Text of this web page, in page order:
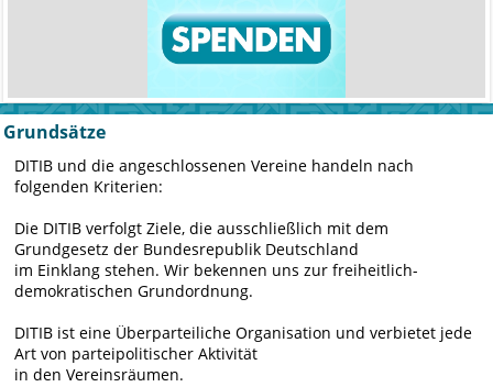
Grundsätze
DITIB und die angeschlossenen Vereine handeln nach
folgenden Kriterien:
Die DITIB verfolgt Ziele, die ausschließlich mit dem
Grundgesetz der Bundesrepublik Deutschland
im Einklang stehen. Wir bekennen uns zur freiheitlich-
demokratischen Grundordnung.
DITIB ist eine Überparteiliche Organisation und verbietet jede
Art von parteipolitischer Aktivität
in den Vereinsräumen.